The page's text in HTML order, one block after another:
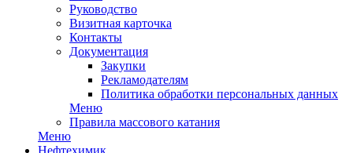
Руководство
Визитная карточка
Контакты
Документация
Закупки
Рекламодателям
Политика обработки персональных данных
Меню
Правила массового катания
Меню
Нефтехимик